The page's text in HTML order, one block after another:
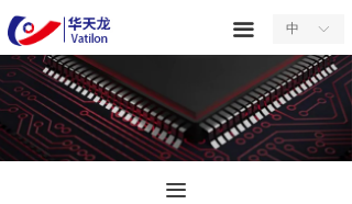
끀
首页
关于我们
产品中心
ꀅ
中
끀